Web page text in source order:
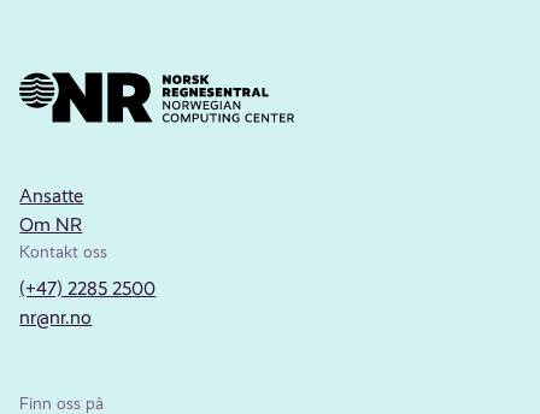
Ansatte
Om NR
Kontakt oss
(+47) 2285 2500
nr@nr.no
Finn oss på